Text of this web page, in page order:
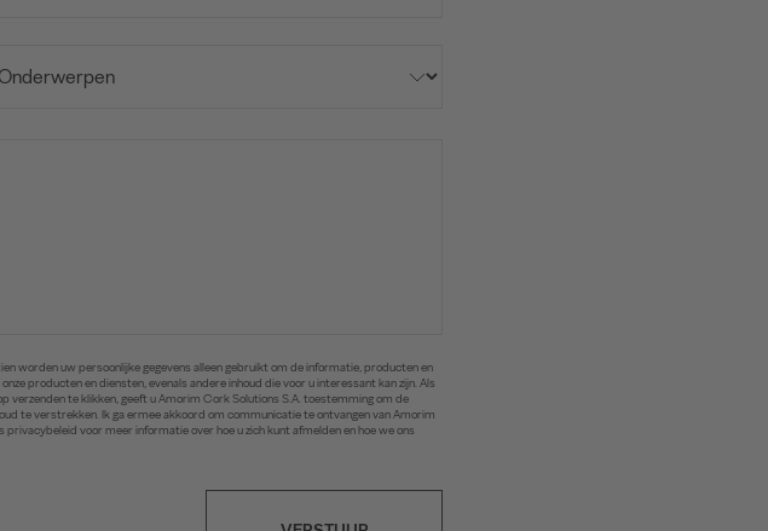
worden uw persoonlijke gegevens alleen gebruikt om de informatie, producten en
producten en diensten, evenals andere inhoud die voor u interessant kan zijn. Als
verzenden te klikken, geeft u Amorim Cork Solutions S.A. toestemming om de
te verstrekken. Ik ga ermee akkoord om communicatie te ontvangen van Amorim
voor meer informatie over hoe u zich kunt afmelden en hoe we ons